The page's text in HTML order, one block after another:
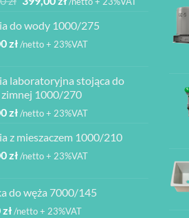
5
wynosiła:
480,00 zł.
wynosi:
399,00 zł.
do wody 1000/275
zł/netto + 23%VAT
laboratoryjna stojąca do
1000/270
zł/netto + 23%VAT
z mieszaczem 1000/210
zł/netto + 23%VAT
do węża 7000/145
zł/netto + 23%VAT